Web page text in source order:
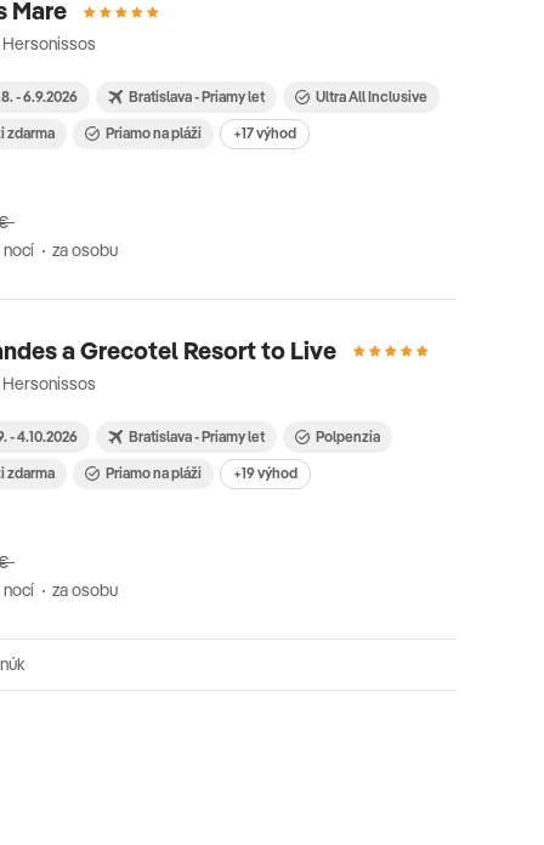
Mare
- 6.9.2026 Bratislava - Priamy let Ultra All Inclusive
zdarma Priamo na pláži +17 výhod
nocí za osobu
a Grecotel Resort to Live
- 4.10.2026 Bratislava - Priamy let Polpenzia
zdarma Priamo na pláži +19 výhod
nocí za osobu